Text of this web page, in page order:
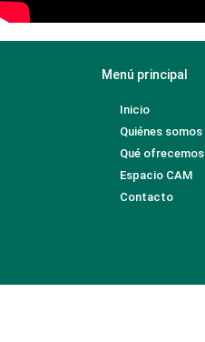
Menú principal
Inicio
Quiénes somos
Qué ofrecemos
Espacio CAM
Contacto